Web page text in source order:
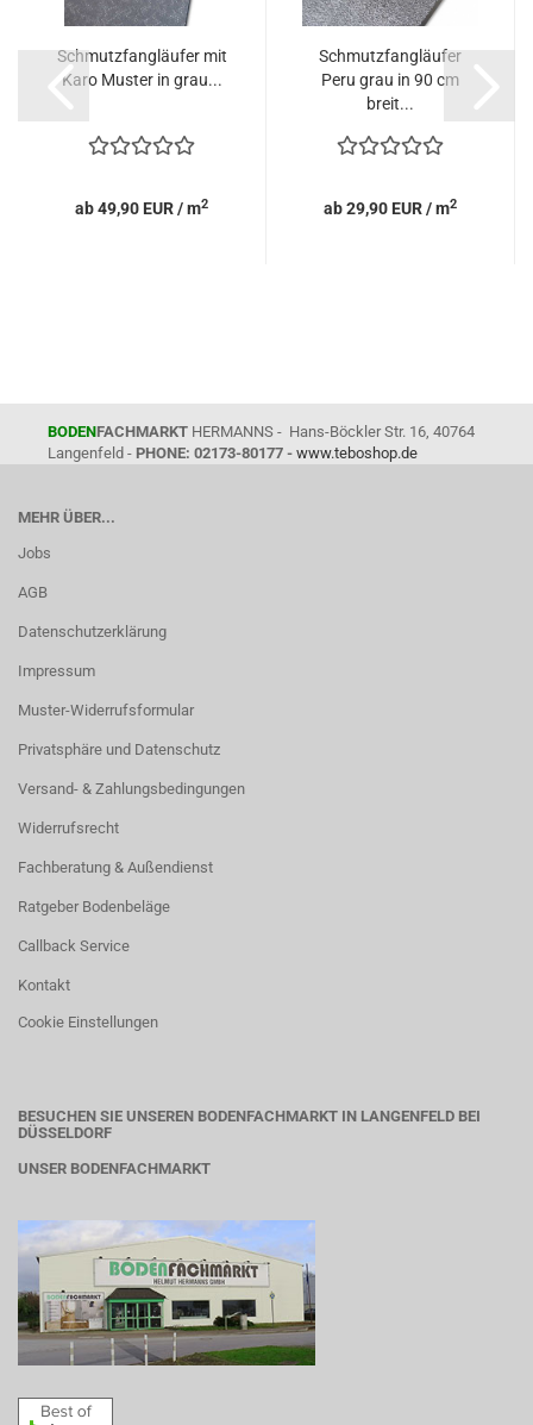
Schmutzfangläufer mit
Karo Muster in grau...
ab 49,90 EUR / m2
Schmutzfangläufer
Peru grau in 90 cm
breit...
ab 29,90 EUR / m2
BODENFACHMARKT HERMANNS - Hans-Böckler Str. 16, 40764
Langenfeld - PHONE: 02173-80177 - www.teboshop.de
MEHR ÜBER...
Jobs
AGB
Datenschutzerklärung
Impressum
Muster-Widerrufsformular
Privatsphäre und Datenschutz
Versand- & Zahlungsbedingungen
Widerrufsrecht
Fachberatung & Außendienst
Ratgeber Bodenbeläge
Callback Service
Kontakt
Cookie Einstellungen
BESUCHEN SIE UNSEREN BODENFACHMARKT IN LANGENFELD BEI
DÜSSELDORF
UNSER BODENFACHMARKT